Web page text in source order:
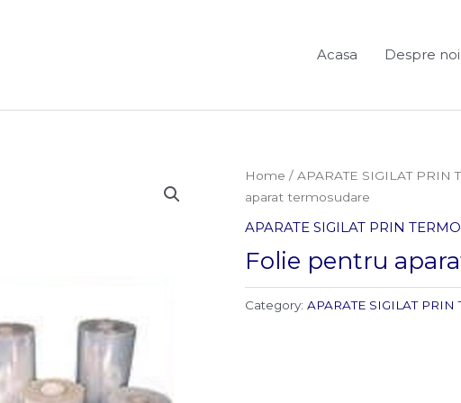
Acasa Despre noi
Home / APARATE SIGILAT PRIN
aparat termosudare
APARATE SIGILAT PRIN
Folie pentru
Category: APARATE SIGILAT PRIN